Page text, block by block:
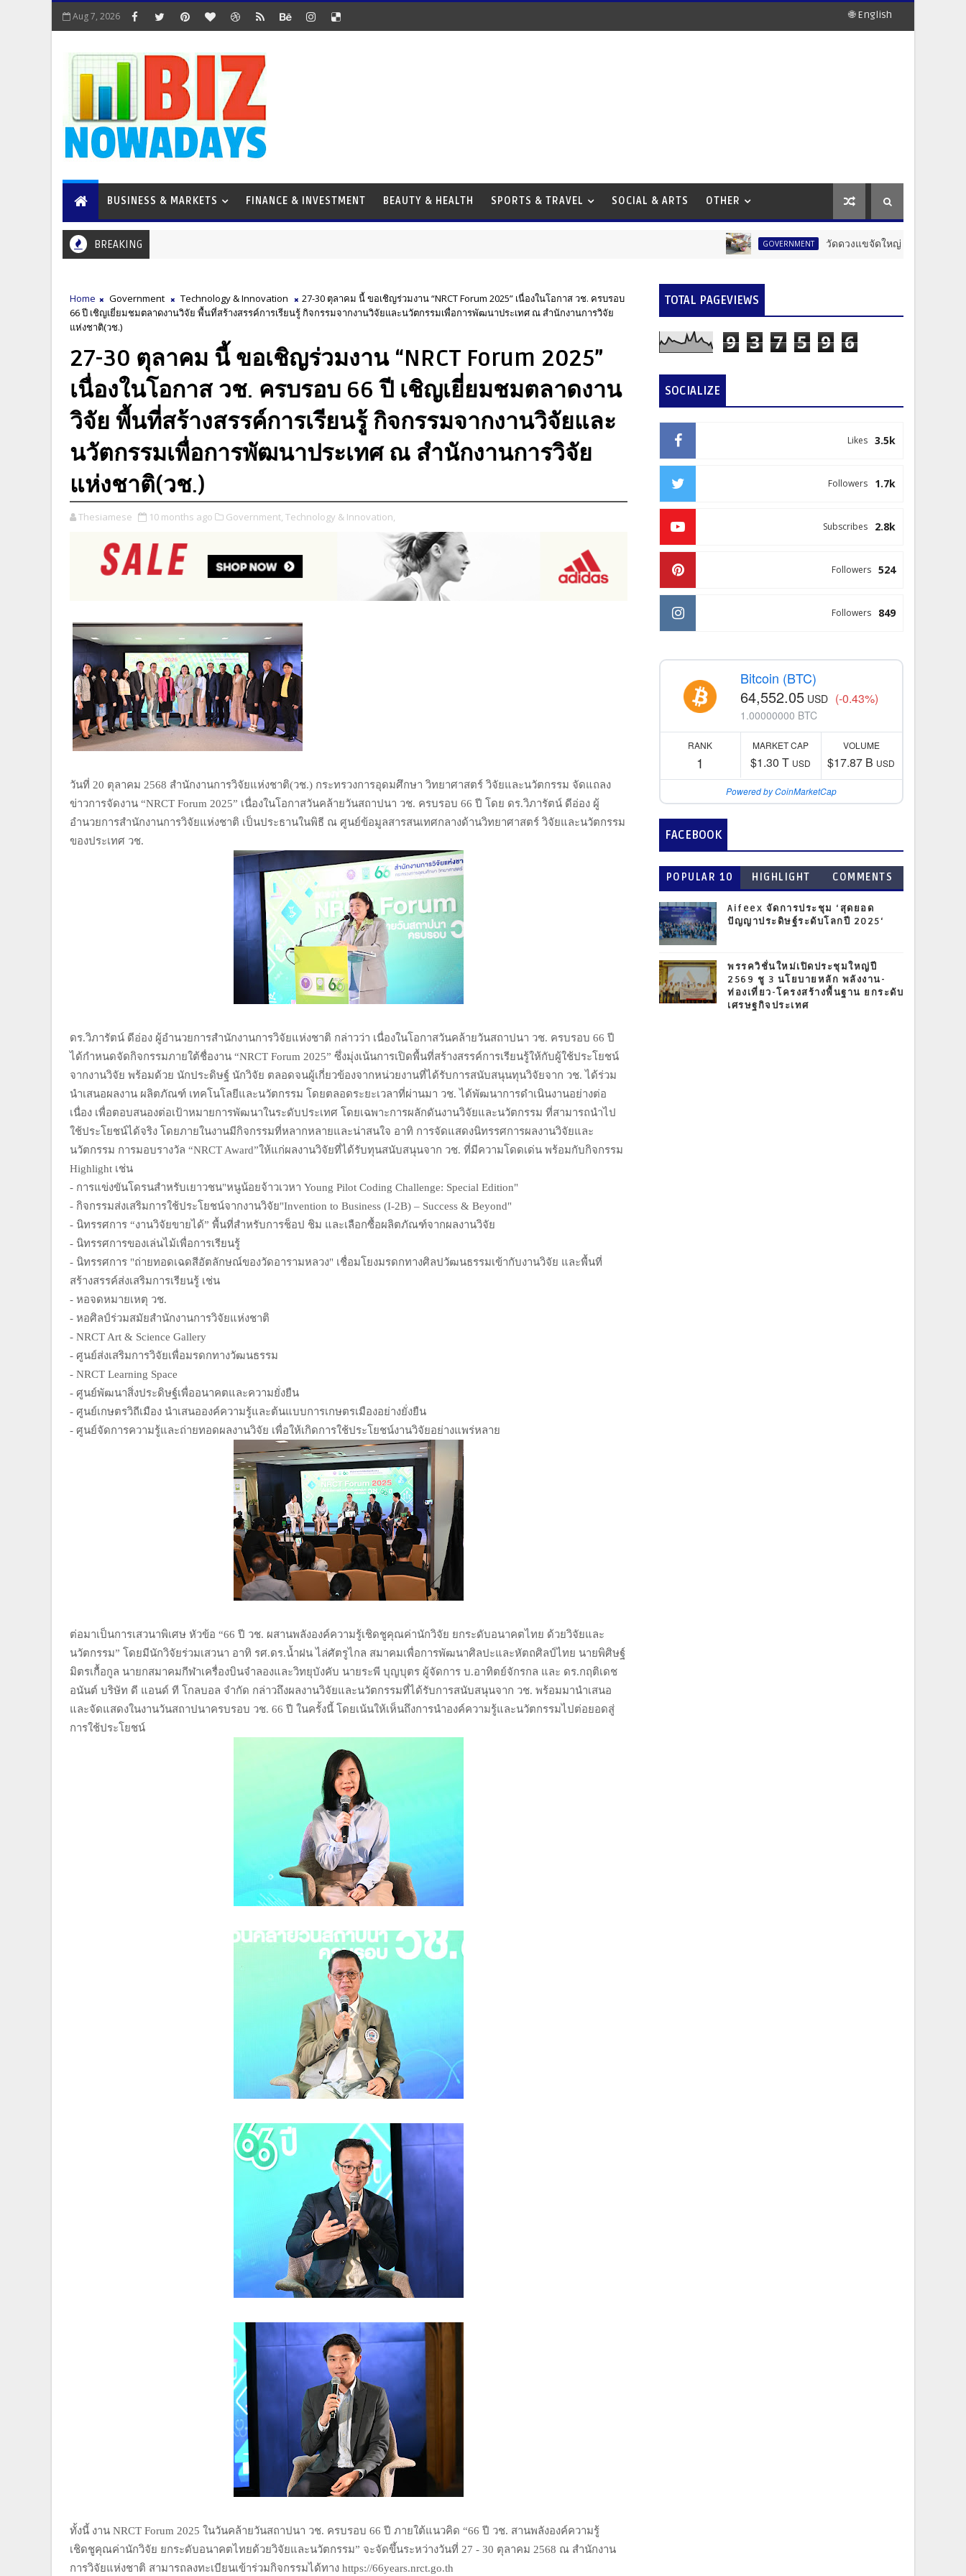
Aug 7, 2026 🌐 English
BUSINESS & MARKETS FINANCE & INVESTMENT BEAUTY & HEALTH SPORTS & TRAVEL SOCIAL & ARTS OTHER
BREAKING GOVERNMENT วัดดวงแขจัดใหญ่! งานแห่เทียนพรรษา
Home Government Technology & Innovation
27-30 ตุลาคม นี้ ขอเชิญร่วมงาน “NRCT Forum 2025” เนื่องในโอกาส วช. ครบรอบ
66 ปี เชิญเยี่ยมชมตลาดงานวิจัย พื้นที่สร้างสรรค์การเรียนรู้ กิจกรรมจากงานวิจัยและนวัตกรรมเพื่อการพัฒนาประเทศ ณ สำนักงานการวิจัย
แห่งชาติ(วช.)
27-30 ตุลาคม นี้ ขอเชิญร่วมงาน “NRCT Forum 2025”
เนื่องในโอกาส วช. ครบรอบ 66 ปี เชิญเยี่ยมชมตลาดงาน
วิจัย พื้นที่สร้างสรรค์การเรียนรู้ กิจกรรมจากงานวิจัยและ
นวัตกรรมเพื่อการพัฒนาประเทศ ณ สำนักงานการวิจัย
แห่งชาติ(วช.)
Thesiamese 10 months ago Government, Technology & Innovation,
วันที่ 20 ตุลาคม 2568 สำนักงานการวิจัยแห่งชาติ(วช.) กระทรวงการอุดมศึกษา วิทยาศาสตร์ วิจัยและนวัตกรรม จัดแถลง
ข่าวการจัดงาน “NRCT Forum 2025” เนื่องในโอกาสวันคล้ายวันสถาปนา วช. ครบรอบ 66 ปี โดย ดร.วิภารัตน์ ดีอ่อง ผู้
อำนวยการสำนักงานการวิจัยแห่งชาติ เป็นประธานในพิธี ณ ศูนย์ข้อมูลสารสนเทศกลางด้านวิทยาศาสตร์ วิจัยและนวัตกรรม
ของประเทศ วช.
ดร.วิภารัตน์ ดีอ่อง ผู้อำนวยการสำนักงานการวิจัยแห่งชาติ กล่าวว่า เนื่องในโอกาสวันคล้ายวันสถาปนา วช. ครบรอบ 66 ปี
ได้กำหนดจัดกิจกรรมภายใต้ชื่องาน “NRCT Forum 2025” ซึ่งมุ่งเน้นการเปิดพื้นที่สร้างสรรค์การเรียนรู้ให้กับผู้ใช้ประโยชน์
จากงานวิจัย พร้อมด้วย นักประดิษฐ์ นักวิจัย ตลอดจนผู้เกี่ยวข้องจากหน่วยงานที่ได้รับการสนับสนุนทุนวิจัยจาก วช. ได้ร่วม
นำเสนอผลงาน ผลิตภัณฑ์ เทคโนโลยีและนวัตกรรม โดยตลอดระยะเวลาที่ผ่านมา วช. ได้พัฒนาการดำเนินงานอย่างต่อ
เนื่อง เพื่อตอบสนองต่อเป้าหมายการพัฒนาในระดับประเทศ โดยเฉพาะการผลักดันงานวิจัยและนวัตกรรม ที่สามารถนำไป
ใช้ประโยชน์ได้จริง โดยภายในงานมีกิจกรรมที่หลากหลายและน่าสนใจ อาทิ การจัดแสดงนิทรรศการผลงานวิจัยและ
นวัตกรรม การมอบรางวัล “NRCT Award”ให้แก่ผลงานวิจัยที่ได้รับทุนสนับสนุนจาก วช. ที่มีความโดดเด่น พร้อมกับกิจกรรม
Highlight เช่น
- การแข่งขันโดรนสำหรับเยาวชน"หนูน้อยจ้าวเวหา Young Pilot Coding Challenge: Special Edition"
- กิจกรรมส่งเสริมการใช้ประโยชน์จากงานวิจัย"Invention to Business (I-2B) – Success & Beyond"
- นิทรรศการ “งานวิจัยขายได้” พื้นที่สำหรับการช็อป ชิม และเลือกซื้อผลิตภัณฑ์จากผลงานวิจัย
- นิทรรศการของเล่นไม้เพื่อการเรียนรู้
- นิทรรศการ "ถ่ายทอดเฉดสีอัตลักษณ์ของวัดอารามหลวง" เชื่อมโยงมรดกทางศิลปวัฒนธรรมเข้ากับงานวิจัย และพื้นที่
สร้างสรรค์ส่งเสริมการเรียนรู้ เช่น
- หอจดหมายเหตุ วช.
- หอศิลป์ร่วมสมัยสำนักงานการวิจัยแห่งชาติ
- NRCT Art & Science Gallery
- ศูนย์ส่งเสริมการวิจัยเพื่อมรดกทางวัฒนธรรม
- NRCT Learning Space
- ศูนย์พัฒนาสิ่งประดิษฐ์เพื่ออนาคตและความยั่งยืน
- ศูนย์เกษตรวิถีเมือง นำเสนอองค์ความรู้และต้นแบบการเกษตรเมืองอย่างยั่งยืน
- ศูนย์จัดการความรู้และถ่ายทอดผลงานวิจัย เพื่อให้เกิดการใช้ประโยชน์งานวิจัยอย่างแพร่หลาย
ต่อมาเป็นการเสวนาพิเศษ หัวข้อ “66 ปี วช. ผสานพลังองค์ความรู้เชิดชูคุณค่านักวิจัย ยกระดับอนาคตไทย ด้วยวิจัยและ
นวัตกรรม” โดยมีนักวิจัยร่วมเสวนา อาทิ รศ.ดร.น้ำฝน ไล่ศัตรูไกล สมาคมเพื่อการพัฒนาศิลปะและหัตถศิลป์ไทย นายพิศิษฐ์
มิตรเกื้อกูล นายกสมาคมกีฬาเครื่องบินจำลองและวิทยุบังคับ นายระพี บุญบุตร ผู้จัดการ บ.อาทิตย์จักรกล และ ดร.กฤติเดช
อนันต์ บริษัท ดี แอนด์ ที โกลบอล จำกัด กล่าวถึงผลงานวิจัยและนวัตกรรมที่ได้รับการสนับสนุนจาก วช. พร้อมมานำเสนอ
และจัดแสดงในงานวันสถาปนาครบรอบ วช. 66 ปี ในครั้งนี้ โดยเน้นให้เห็นถึงการนำองค์ความรู้และนวัตกรรมไปต่อยอดสู่
การใช้ประโยชน์
ทั้งนี้ งาน NRCT Forum 2025 ในวันคล้ายวันสถาปนา วช. ครบรอบ 66 ปี ภายใต้แนวคิด “66 ปี วช. สานพลังองค์ความรู้
เชิดชูคุณค่านักวิจัย ยกระดับอนาคตไทยด้วยวิจัยและนวัตกรรม” จะจัดขึ้นระหว่างวันที่ 27 - 30 ตุลาคม 2568 ณ สำนักงาน
การวิจัยแห่งชาติ สามารถลงทะเบียนเข้าร่วมกิจกรรมได้ทาง https://66years.nrct.go.th
TOTAL PAGEVIEWS
9 3 7 5 9 6
SOCIALIZE
3.5k
Likes
1.7k
Followers
2.8k
Subscribes
524
Followers
849
Followers
Bitcoin (BTC)
64,552.05 USD (-0.43%)
1.00000000 BTC
RANK
1
MARKET CAP
$1.30 T USD
VOLUME
$17.87 B USD
Powered by CoinMarketCap
FACEBOOK
POPULAR 10 HIGHLIGHT COMMENTS
Aifeex จัดการประชุม ‘สุดยอด
ปัญญาประดิษฐ์ระดับโลกปี 2025‘
พรรควิชั่นใหม่เปิดประชุมใหญ่ปี
2569 ชู 3 นโยบายหลัก พลังงาน-
ท่องเที่ยว-โครงสร้างพื้นฐาน ยกระดับ
เศรษฐกิจประเทศ